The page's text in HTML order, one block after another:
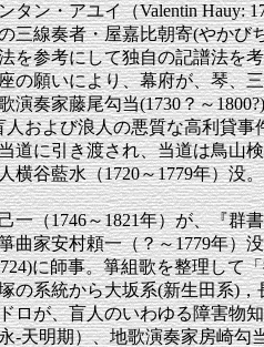
ン・アユイ（Valentin Hauy:
線奏者・屋嘉比朝寄(やかび
を参考にして独自の記譜法を
願いにより、幕府が、琴、
奏家藤尾勾当(1730？～
および浪人の悪質な高利貸事
道に引き渡され、当道は鳥山
谷藍水（1720～1779年）没
（1746～1821年）が、『群
家安村頼一（？～1779年）
に師事。箏組歌を整理して
の系統から大坂系(新生田系)
が、盲人のいわゆる障害物
天明期）、地歌演奏家房崎勾